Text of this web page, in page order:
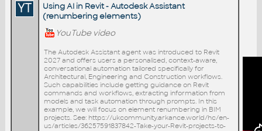
YT
Using AI in Revit - Autodesk Assistant
(renumbering elements)
YouTube video
The Autodesk Assistant agent was introduced to Revit
2027 and offers users a personalised, context-aware,
conversational automation tailored specifically for
Architectural, Engineering and Construction workflows.
Such capabilities include getting guidance on Revit
commands and workflows, extracting information from
models and task automation through prompts. In this
example, we will focus on element renumbering in BIM
projects. See: https://ukcommunity.arkance.world/hc/en-
us/articles/36257591837842-Take-your-Revit-projects-to-